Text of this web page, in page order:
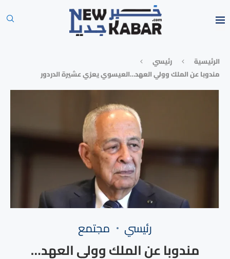
الرئيسية
رئيسي
مندوبا عن الملك وولي العهد…العيسوي يعزي عشيرة الدردور
رئيسي مجتمع
مندوبا عن الملك وولي العهد…